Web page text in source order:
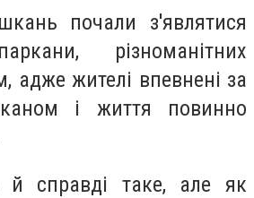
почали з'являтися
різноманітних
адже жителі впевнені за
і життя повинно
справді таке, але як